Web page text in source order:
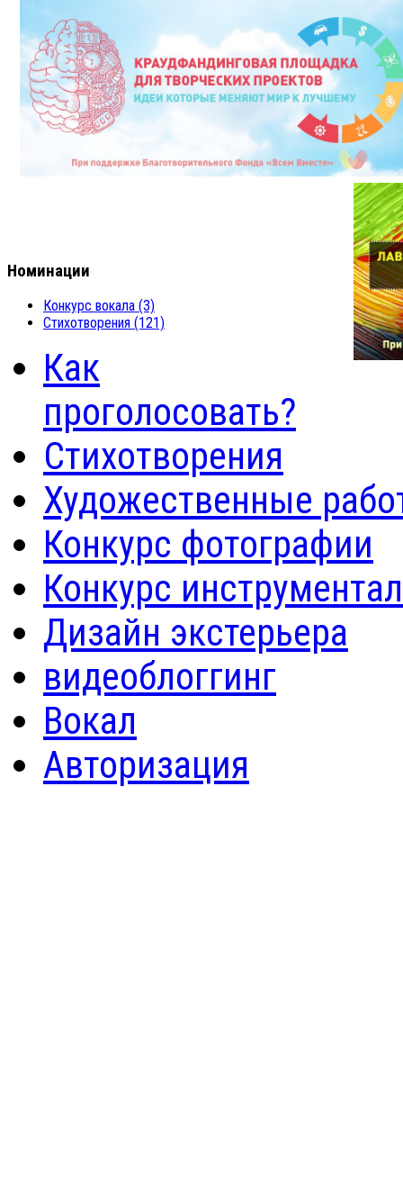
Номинации
Конкурс вокала (3)
Стихотворения (121)
Как
проголосовать?
Стихотворения
Художественные
Конкурс фотографии
Конкурс
Дизайн экстерьера
видеоблоггинг
Вокал
Авторизация